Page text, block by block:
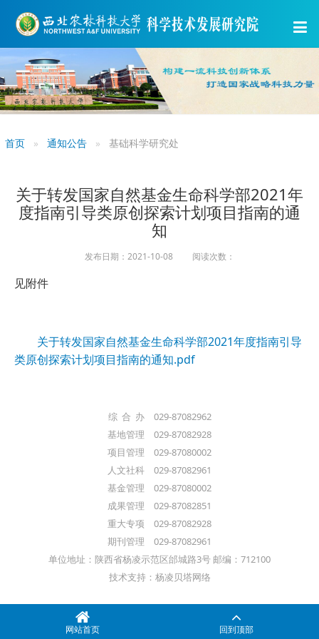
首页 通知公告 基础科学研究处
关于转发国家自然基金生命科学部2021年
度指南引导类原创探索计划项目指南的通
知
发布日期：2021-10-08 阅读次数：
见附件
关于转发国家自然基金生命科学部2021年度指南引导
类原创探索计划项目指南的通知.pdf
综 合 办 029-87082962
基地管理 029-87082928
项目管理 029-87080002
人文社科 029-87082961
基金管理 029-87080002
成果管理 029-87082851
重大专项 029-87082928
期刊管理 029-87082961
单位地址：陕西省杨凌示范区邰城路3号 邮编：712100
技术支持：杨凌贝塔网络
网站首页 回到顶部